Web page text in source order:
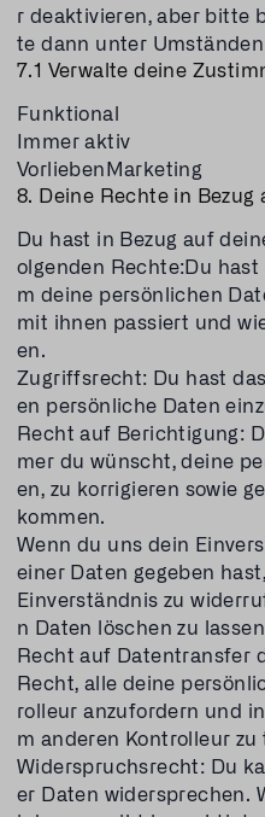
r deaktivieren, aber bitte
te dann unter
7.1 Verwalte deine
Funktional
Immer aktiv
VorliebenMarketing
8. Deine Rechte in
Du hast in Bezug auf
olgenden Rechte:Du hast
m deine persönlichen
mit ihnen passiert und
en.
Zugriffsrecht: Du hast
en persönliche Daten
Recht auf Berichtigung:
mer du wünscht, deine
en, zu korrigieren sowie
kommen.
Wenn du uns dein
einer Daten gegeben
Einverständnis zu
n Daten löschen zu
Recht auf Datentransfer
Recht, alle deine
rolleur anzufordern und
m anderen Kontrolleur zu
Widerspruchsrecht: Du
er Daten widersprechen.